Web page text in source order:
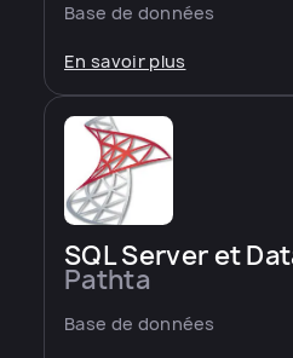
Base de données
En savoir plus
SQL Server et
Pathta
Base de données